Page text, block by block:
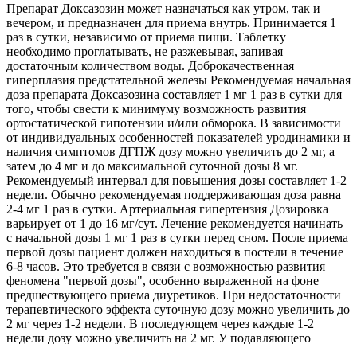
Препарат Доксазозин может назначаться как утром, так и
вечером, и предназначен для приема внутрь. Принимается 1
раз в сутки, независимо от приема пищи. Таблетку
необходимо проглатывать, не разжевывая, запивая
достаточным количеством воды. Доброкачественная
гиперплазия предстательной железы Рекомендуемая начальная
доза препарата Доксазозина составляет 1 мг 1 раз в сутки для
того, чтобы свести к минимуму возможность развития
ортостатической гипотензии и/или обморока. В зависимости
от индивидуальных особенностей показателей уродинамики и
наличия симптомов ДГПЖ дозу можно увеличить до 2 мг, а
затем до 4 мг и до максимальной суточной дозы 8 мг.
Рекомендуемый интервал для повышения дозы составляет 1-2
недели. Обычно рекомендуемая поддерживающая доза равна
2-4 мг 1 раз в сутки. Артериальная гипертензия Дозировка
варьирует от 1 до 16 мг/сут. Лечение рекомендуется начинать
с начальной дозы 1 мг 1 раз в сутки перед сном. После приема
первой дозы пациент должен находиться в постели в течение
6-8 часов. Это требуется в связи с возможностью развития
феномена "первой дозы", особенно выраженной на фоне
предшествующего приема диуретиков. При недостаточности
терапевтического эффекта суточную дозу можно увеличить до
2 мг через 1-2 недели. В последующем через каждые 1-2
недели дозу можно увеличить на 2 мг. У подавляющего